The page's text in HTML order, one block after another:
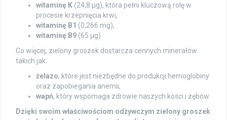
witaminę K (24,8 µg), która pełni kluczową rolę w
procesie krzepnięcia krwi,
witaminę B1 (0,266 mg),
witaminę B9 (65 µg).
Co więcej, zielony groszek dostarcza cennych minerałów
takich jak:
żelazo, które jest niezbędne do produkcji hemoglobiny
oraz zapobiegania anemii,
wapń, który wspomaga zdrowie naszych kości i zębów.
Dzięki swoim właściwościom odżywczym zielony groszek